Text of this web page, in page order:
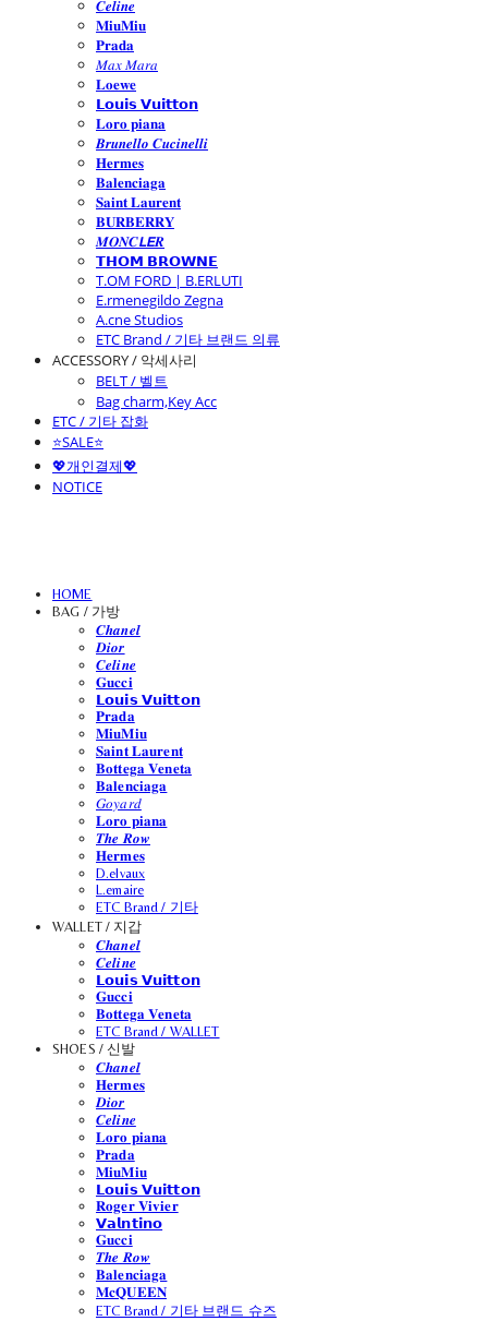
𝑪𝒆𝒍𝒊𝒏𝒆
𝐌𝐢𝐮𝐌𝐢𝐮
𝐏𝐫𝐚𝐝𝐚
𝑀𝑎𝑥 𝑀𝑎𝑟𝑎
𝐋𝐨𝐞𝐰𝐞
𝗟𝗼𝘂𝗶𝘀 𝗩𝘂𝗶𝘁𝘁𝗼𝗻
𝐋𝐨𝐫𝐨 𝐩𝐢𝐚𝐧𝐚
𝑩𝒓𝒖𝒏𝒆𝒍𝒍𝒐 𝑪𝒖𝒄𝒊𝒏𝒆𝒍𝒍𝒊
𝐇𝐞𝐫𝐦𝐞𝐬
𝐁𝐚𝐥𝐞𝐧𝐜𝐢𝐚𝐠𝐚
𝐒𝐚𝐢𝐧𝐭 𝐋𝐚𝐮𝐫𝐞𝐧𝐭
𝐁𝐔𝐑𝐁𝐄𝐑𝐑𝐘
𝑴𝑶𝑵𝑪𝙇𝙀𝑹
𝗧𝗛𝗢𝗠 𝗕𝗥𝗢𝗪𝗡𝗘
T.OM FORD | B.ERLUTI
E.rmenegildo Zegna
A.cne Studios
ETC Brand / 기타 브랜드 의류
ACCESSORY / 악세사리
BELT / 벨트
Bag charm,Key Acc
ETC / 기타 잡화
⭐SALE⭐
💖개인결제💖
NOTICE
HOME
BAG / 가방
𝑪𝒉𝒂𝒏𝒆𝒍
𝑫𝒊𝒐𝒓
𝑪𝒆𝒍𝒊𝒏𝒆
𝐆𝐮𝐜𝐜𝐢
𝗟𝗼𝘂𝗶𝘀 𝗩𝘂𝗶𝘁𝘁𝗼𝗻
𝐏𝐫𝐚𝐝𝐚
𝐌𝐢𝐮𝐌𝐢𝐮
𝐒𝐚𝐢𝐧𝐭 𝐋𝐚𝐮𝐫𝐞𝐧𝐭
𝐁𝐨𝐭𝐭𝐞𝐠𝐚 𝐕𝐞𝐧𝐞𝐭𝐚
𝐁𝐚𝐥𝐞𝐧𝐜𝐢𝐚𝐠𝐚
𝐺𝑜𝑦𝑎𝑟𝑑
𝐋𝐨𝐫𝐨 𝐩𝐢𝐚𝐧𝐚
𝑻𝒉𝒆 𝑹𝒐𝒘
𝐇𝐞𝐫𝐦𝐞𝐬
D.elvaux
L.emaire
ETC Brand / 기타
WALLET / 지갑
𝑪𝒉𝒂𝒏𝒆𝒍
𝑪𝒆𝒍𝒊𝒏𝒆
𝗟𝗼𝘂𝗶𝘀 𝗩𝘂𝗶𝘁𝘁𝗼𝗻
𝐆𝐮𝐜𝐜𝐢
𝐁𝐨𝐭𝐭𝐞𝐠𝐚 𝐕𝐞𝐧𝐞𝐭𝐚
ETC Brand / WALLET
SHOES / 신발
𝑪𝒉𝒂𝒏𝒆𝒍
𝐇𝐞𝐫𝐦𝐞𝐬
𝑫𝒊𝒐𝒓
𝑪𝒆𝒍𝒊𝒏𝒆
𝐋𝐨𝐫𝐨 𝐩𝐢𝐚𝐧𝐚
𝐏𝐫𝐚𝐝𝐚
𝐌𝐢𝐮𝐌𝐢𝐮
𝗟𝗼𝘂𝗶𝘀 𝗩𝘂𝗶𝘁𝘁𝗼𝗻
𝐑𝐨𝐠𝐞𝐫 𝐕𝐢𝐯𝐢𝐞𝐫
𝗩𝗮𝗹𝗻𝘁𝗶𝗻𝗼
𝐆𝐮𝐜𝐜𝐢
𝑻𝒉𝒆 𝑹𝒐𝒘
𝐁𝐚𝐥𝐞𝐧𝐜𝐢𝐚𝐠𝐚
𝐌𝐜𝐐𝐔𝐄𝐄𝐍
ETC Brand / 기타 브랜드 슈즈